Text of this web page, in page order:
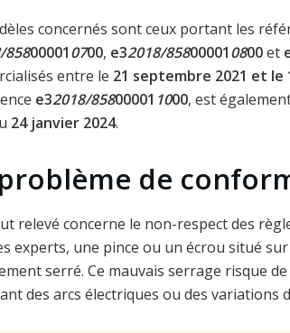
concernés sont ceux portant les
858000010700, e32018/858000010800et
entre le 21 septembre 2021 et le
e32018/85800001 1000, est
24 janvier 2024.
de
relevé concerne le non-respect des
experts, une pince ou un écrou situé
serré. Ce mauvais serrage risque
des arcs électriques ou des variations